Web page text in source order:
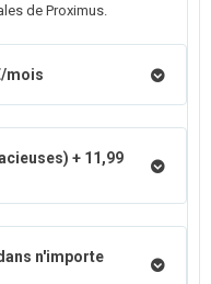
de Proximus.
mois
+ 11,99
n'importe